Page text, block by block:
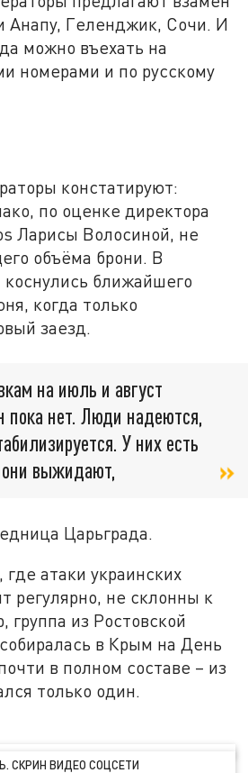
Анапу, Геленджик, Сочи. И
можно въехать на
номерами и по русскому
констатируют:
по оценке директора
Ларисы Волосиной, не
объёма брони. В
ближайшего
когда только
заезд.
на июль и август
пока нет. Люди надеются,
У них есть
выжидают,
Царьграда.
атаки украинских
регулярно, не склонны к
группа из Ростовской
в Крым на День
в полном составе – из
только один.
СКРИН ВИДЕО СОЦСЕТИ